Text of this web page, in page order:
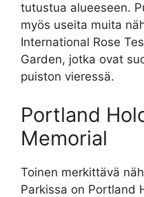
tutustua alueeseen.
myös useita muita
International Rose
Garden, jotka ovat
puiston vieressä.
Portland
Memorial
Toinen merkittävä
Parkissa on Portland